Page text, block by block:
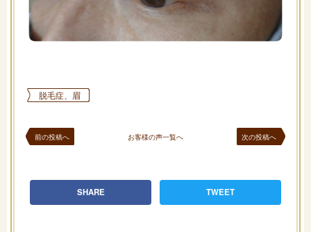
脱毛症、眉
前の投稿へ お客様の声一覧へ 次の投稿へ
SHARE TWEET